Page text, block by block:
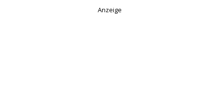
Anzeige